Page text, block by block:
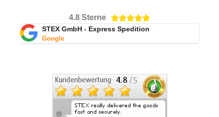
4.8 Sterne 
STEX GmbH - Express Spedition
Google